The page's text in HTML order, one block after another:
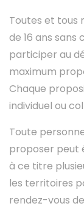
Toutes et tous
de 16 ans
participer au
maximum
Chaque
individuel ou
Toute
proposer peut
à ce titre
les territoires
rendez-vous